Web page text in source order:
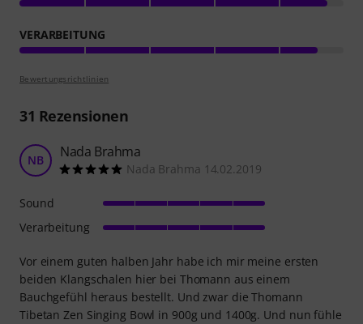
VERARBEITUNG
Bewertungsrichtlinien
31 Rezensionen
NB Nada Brahma
Nada Brahma 14.02.2019
Vor einem guten halben Jahr habe ich mir meine ersten
beiden Klangschalen hier bei Thomann aus einem
Bauchgefühl heraus bestellt. Und zwar die Thomann
Tibetan Zen Singing Bowl in 900g und 1400g. Und nun fühle
Sound
Verarbeitung